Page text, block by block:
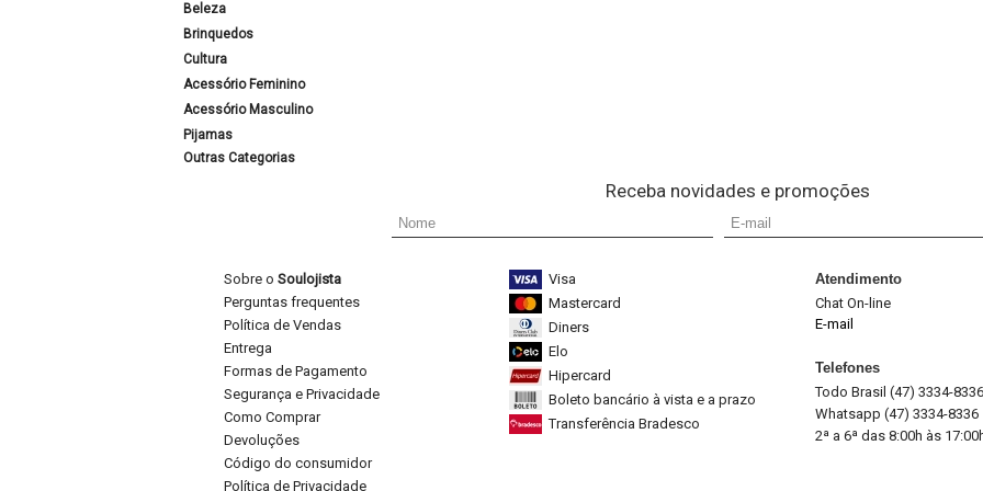
Beleza
Brinquedos
Cultura
Acessório Feminino
Acessório Masculino
Pijamas
Outras Categorias
Receba novidades e promoções
Sobre o Soulojista
Perguntas frequentes
Política de Vendas
Entrega
Formas de Pagamento
Segurança e Privacidade
Como Comprar
Devoluções
Código do consumidor
Política de Privacidade
Visa
Mastercard
Diners
Elo
Hipercard
Boleto bancário à vista e a prazo
Transferência Bradesco
Atendimento
Chat On-line
E-mail
Telefones
Todo Brasil (47) 3334-8336
Whatsapp (47) 3334-8336
2ª a 6ª das 8:00h às